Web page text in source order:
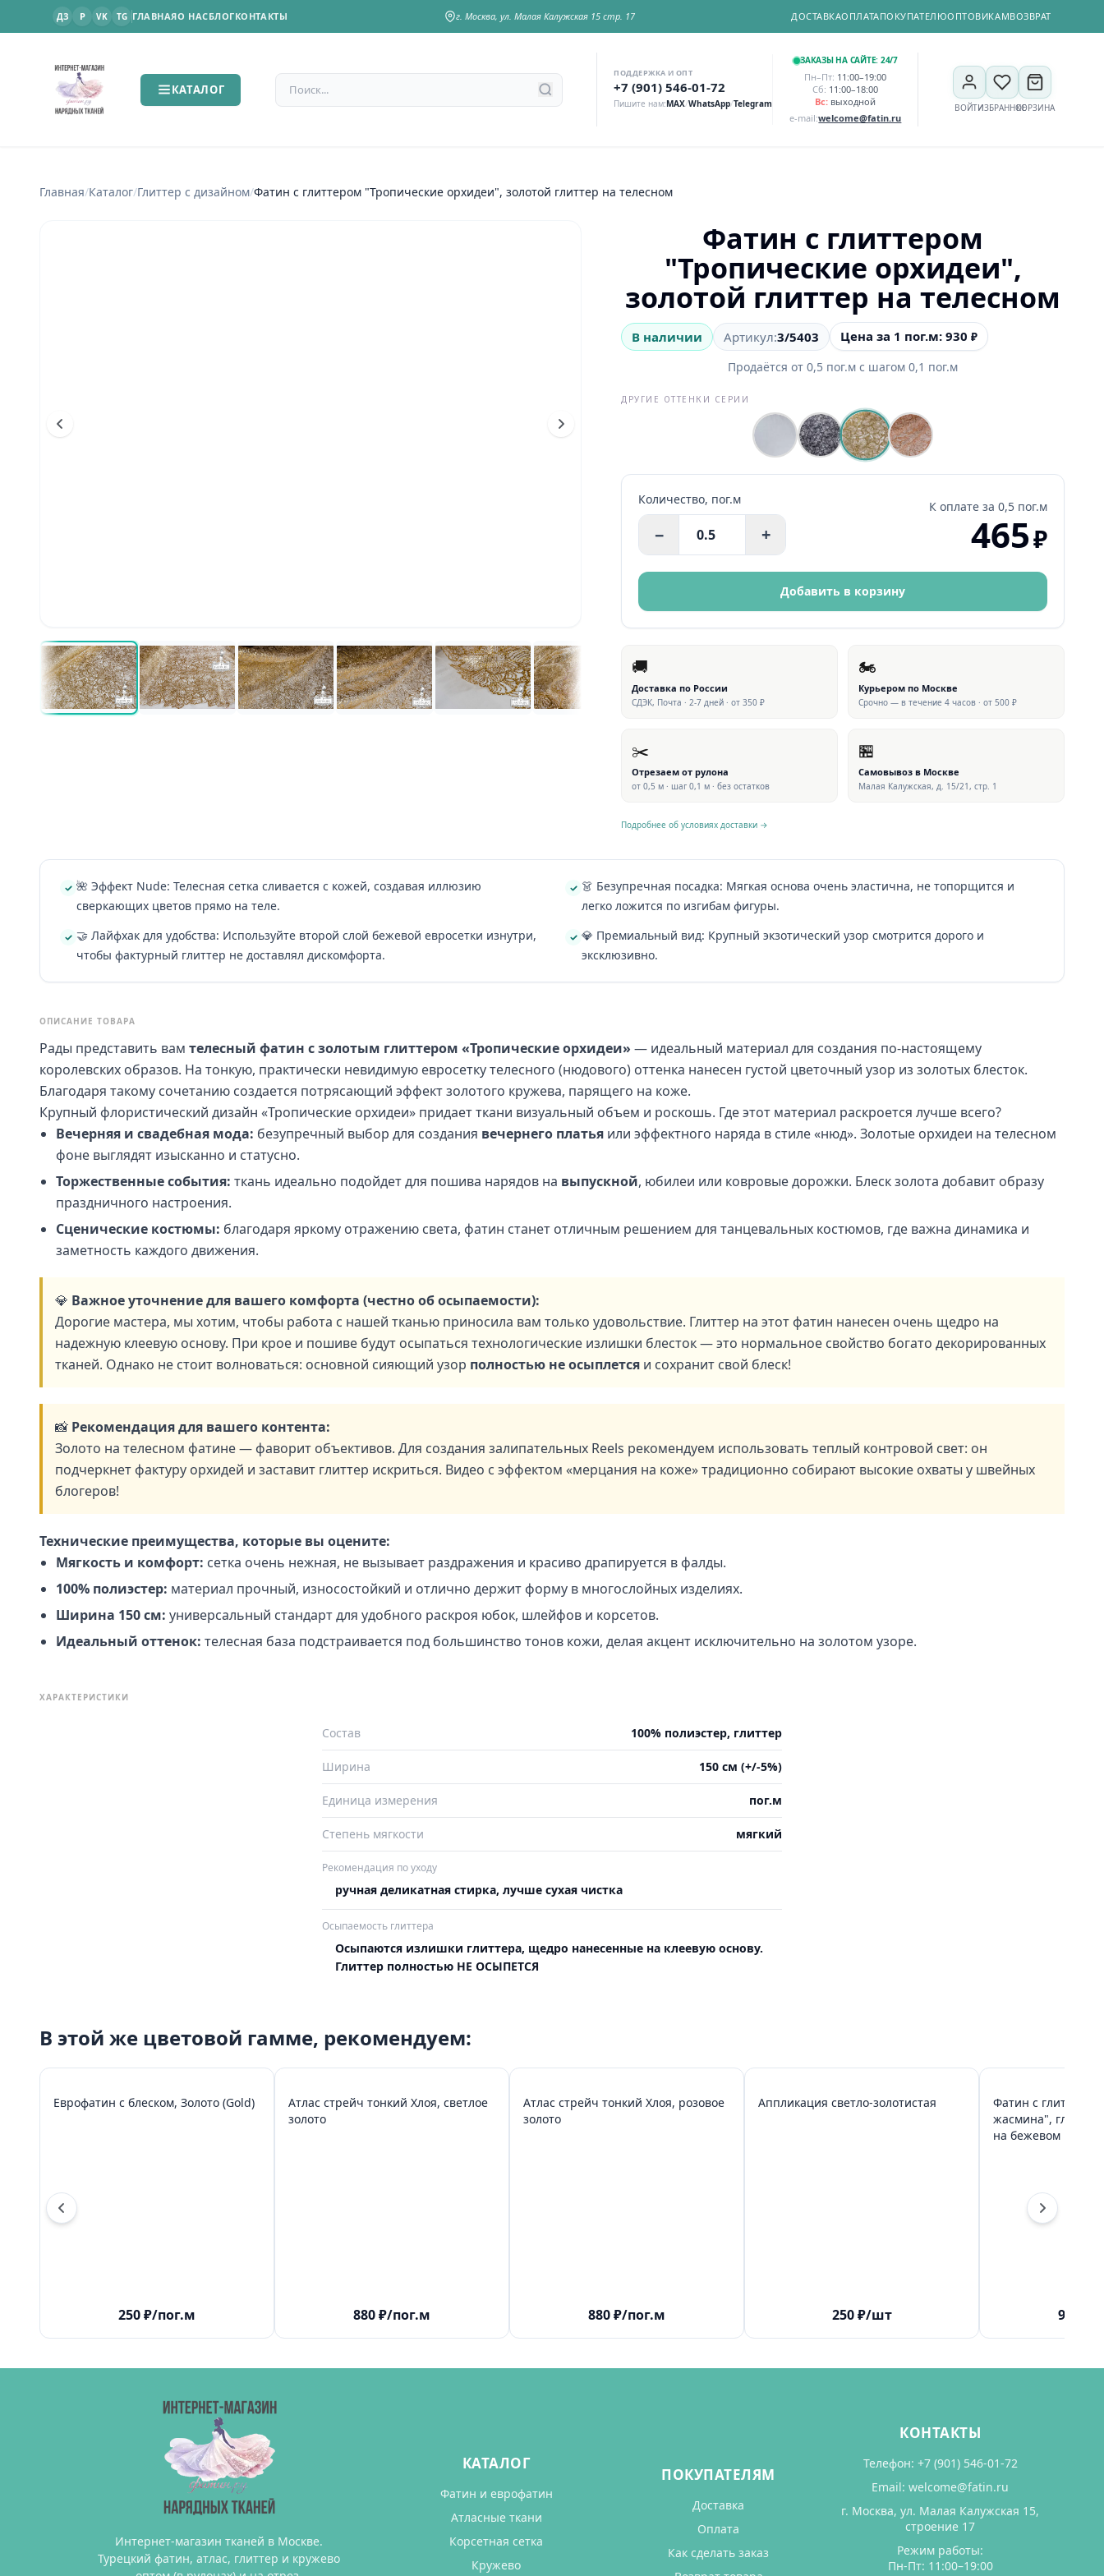
ДЗ P VK TG ГЛАВНАЯО НАСБЛОГКОНТАКТЫ г. Москва, ул. Малая Калужская 15 стр. 17 ДОСТАВКАОПЛАТАПОКУПАТЕЛЮОПТОВИКАМВОЗВРАТ
КАТАЛОГ Поиск по сайту ПОДДЕРЖКА И ОПТ
+7 (901) 546-01-72
Пишите нам:MAX/WhatsApp/Telegram
ЗАКАЗЫ НА САЙТЕ: 24/7
Пн–Пт: 11:00–19:00
Сб: 11:00–18:00
Вс: выходной
e-mail:welcome@fatin.ru
ВОЙТИИЗБРАННОЕКОРЗИНА
Главная/Каталог/Глиттер с дизайном/Фатин с глиттером "Тропические орхидеи", золотой глиттер на телесном
Фатин с глиттером
"Тропические орхидеи",
золотой глиттер на телесном
В наличии Артикул:3/5403 Цена за 1 пог.м: 930 ₽
Продаётся от 0,5 пог.м с шагом 0,1 пог.м
ДРУГИЕ ОТТЕНКИ СЕРИИ
Количество, пог.м
− +
К оплате за 0,5 пог.м
465₽
Добавить в корзину
🚚
Доставка по России
СДЭК, Почта · 2-7 дней · от 350 ₽
🏍
Курьером по Москве
Срочно — в течение 4 часов · от 500 ₽
✂️
Отрезаем от рулона
от 0,5 м · шаг 0,1 м · без остатков
🏪
Самовывоз в Москве
Малая Калужская, д. 15/21, стр. 1
Подробнее об условиях доставки →
🌺 Эффект Nude: Телесная сетка сливается с кожей, создавая иллюзию
сверкающих цветов прямо на теле.
👗 Безупречная посадка: Мягкая основа очень эластична, не топорщится и
легко ложится по изгибам фигуры.
🤝 Лайфхак для удобства: Используйте второй слой бежевой евросетки изнутри,
чтобы фактурный глиттер не доставлял дискомфорта.
💎 Премиальный вид: Крупный экзотический узор смотрится дорого и
эксклюзивно.
ОПИСАНИЕ ТОВАРА
Рады представить вам телесный фатин с золотым глиттером «Тропические орхидеи» — идеальный материал для создания по-настоящему
королевских образов. На тонкую, практически невидимую евросетку телесного (нюдового) оттенка нанесен густой цветочный узор из золотых блесток.
Благодаря такому сочетанию создается потрясающий эффект золотого кружева, парящего на коже.
Крупный флористический дизайн «Тропические орхидеи» придает ткани визуальный объем и роскошь. Где этот материал раскроется лучше всего?
Вечерняя и свадебная мода: безупречный выбор для создания вечернего платья или эффектного наряда в стиле «нюд». Золотые орхидеи на телесном
фоне выглядят изысканно и статусно.
Торжественные события: ткань идеально подойдет для пошива нарядов на выпускной, юбилеи или ковровые дорожки. Блеск золота добавит образу
праздничного настроения.
Сценические костюмы: благодаря яркому отражению света, фатин станет отличным решением для танцевальных костюмов, где важна динамика и
заметность каждого движения.
💎 Важное уточнение для вашего комфорта (честно об осыпаемости):
Дорогие мастера, мы хотим, чтобы работа с нашей тканью приносила вам только удовольствие. Глиттер на этот фатин нанесен очень щедро на
надежную клеевую основу. При крое и пошиве будут осыпаться технологические излишки блесток — это нормальное свойство богато декорированных
тканей. Однако не стоит волноваться: основной сияющий узор полностью не осыплется и сохранит свой блеск!
📸 Рекомендация для вашего контента:
Золото на телесном фатине — фаворит объективов. Для создания залипательных Reels рекомендуем использовать теплый контровой свет: он
подчеркнет фактуру орхидей и заставит глиттер искриться. Видео с эффектом «мерцания на коже» традиционно собирают высокие охваты у швейных
блогеров!
Технические преимущества, которые вы оцените:
Мягкость и комфорт: сетка очень нежная, не вызывает раздражения и красиво драпируется в фалды.
100% полиэстер: материал прочный, износостойкий и отлично держит форму в многослойных изделиях.
Ширина 150 см: универсальный стандарт для удобного раскроя юбок, шлейфов и корсетов.
Идеальный оттенок: телесная база подстраивается под большинство тонов кожи, делая акцент исключительно на золотом узоре.
ХАРАКТЕРИСТИКИ
Состав 100% полиэстер, глиттер
Ширина 150 см (+/-5%)
Единица измерения пог.м
Степень мягкости мягкий
Рекомендация по уходу
ручная деликатная стирка, лучше сухая чистка
Осыпаемость глиттера
Осыпаются излишки глиттера, щедро нанесенные на клеевую основу.
Глиттер полностью НЕ ОСЫПЕТСЯ
В этой же цветовой гамме, рекомендуем:
Еврофатин с блеском, Золото (Gold)
250₽/пог.м
Атлас стрейч тонкий Хлоя, светлое
золото
880₽/пог.м
Атлас стрейч тонкий Хлоя, розовое
золото
880₽/пог.м
Аппликация светло-золотистая
250₽/шт
Фатин с
жасмина", глиттер
на бежевом
930
Интернет-магазин тканей в Москве.
Турецкий фатин, атлас, глиттер и кружево
КАТАЛОГ
Фатин и еврофатин
Атласные ткани
Корсетная сетка
Кружево
ПОКУПАТЕЛЯМ
Доставка
Оплата
Как сделать заказ
КОНТАКТЫ
Телефон: +7 (901) 546-01-72
Email:welcome@fatin.ru
г. Москва, ул. Малая Калужская 15,
строение 17
Режим работы:
Пн-Пт: 11:00–19:00